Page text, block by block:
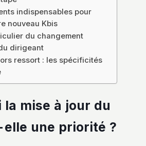
indispensables pour
nouveau Kbis
du changement
dirigeant
ressort : les spécificités
la mise à jour du
une priorité ?